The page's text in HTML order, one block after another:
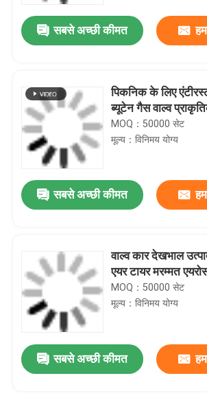
उत्पादों
वीडियो
सबसे अच्छी कीमत
पिकनिक के लिए
ब्यूटेन गैस वाल्व
MOQ：50000 सेट
मूल्य：विनिमय योग्य
सबसे अच्छी कीमत
वाल्व कार देखभाल
एयर टायर मरम्मत
MOQ：50000 सेट
मूल्य：विनिमय योग्य
सबसे अच्छी कीमत
बुना गैसकेट एरोसोल स्प्रे वाल्व हेयर स्प्रे